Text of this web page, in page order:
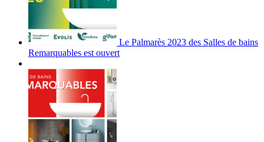
Le Palmarès 2023 des Salles de bains
Remarquables est ouvert